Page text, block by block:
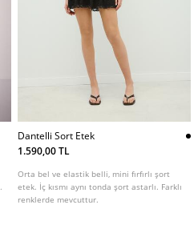
Dantelli Sort Etek
1.590,00 TL
Orta bel ve elastik belli, mini fırfırlı şort
etek. İç kısmı aynı tonda şort astarlı. Farklı
renklerde mevcuttur.